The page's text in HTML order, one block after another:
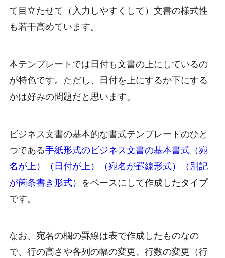
て目立たせて（入力しやすくして）文書の様式性
も若干高めています。
本テンプレートでは日付も文書の上にしているの
が特色です。ただし、日付を上にするか下にする
かは好みの問題だと思います。
ビジネス文書の基本的な書式テンプレートのひと
つである手紙形式のビジネス文書の基本書式（宛
名が上）（日付が上）（宛名が罫線形式）（別記
が箇条書き形式） をベースにして作成したタイプ
です。
なお、宛名の欄の罫線は表で作成したものなの
で、行の高さや各列の幅の変更、行数の変更（行